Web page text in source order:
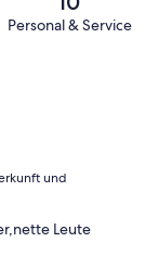
Personal & Service
und
Leute